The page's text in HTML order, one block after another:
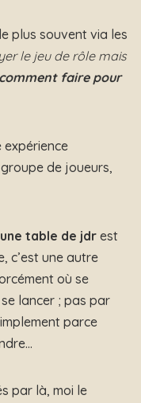
plus souvent via les
le jeu de rôle mais
comment faire pour
expérience
de joueurs,
table de jdrest
c’est une autre
où se
lancer ; pas par
parce
par là, moi le